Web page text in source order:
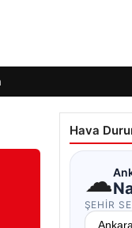
Hava
☁
ŞEHIR